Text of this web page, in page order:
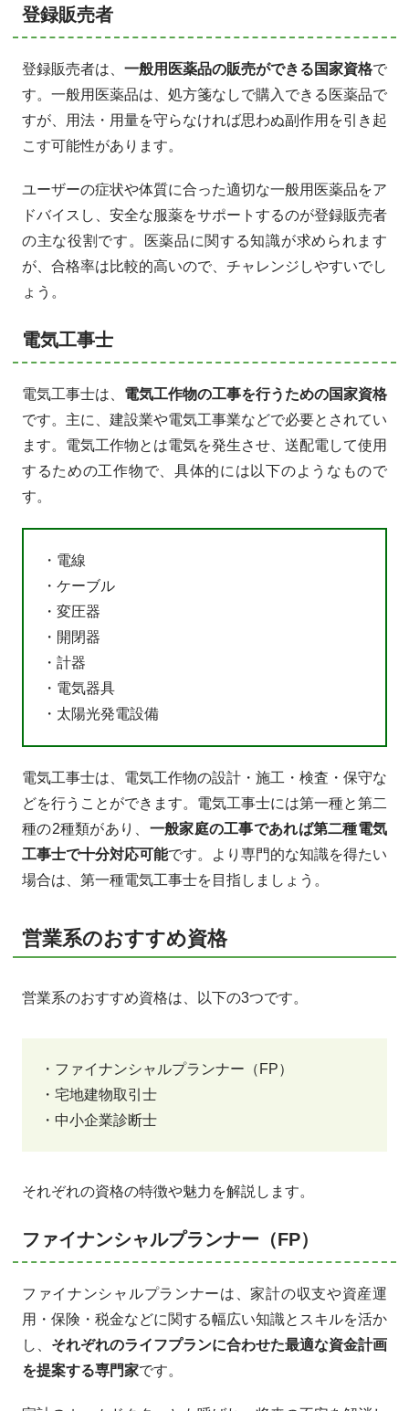
登録販売者
登録販売者は、 一般用医薬品の販売ができる国家資格で
す。一般用医薬品は、処方箋なしで購入できる医薬品で
すが、用法・用量を守らなければ思わぬ副作用を引き起
こす可能性があります。
ユーザーの症状や体質に合った適切な一般用医薬品をア
ドバイスし、安全な服薬をサポートするのが登録販売者
の主な役割です。医薬品に関する知識が求められます
が、合格率は比較的高いので、チャレンジしやすいでし
ょう。
電気工事士
電気工事士は、 電気工作物の工事を行うための国家資格
です。主に、建設業や電気工事業などで必要とされてい
ます。電気工作物とは電気を発生させ、送配電して使用
するための工作物で、具体的には以下のようなもので
す。
・電線
・ケーブル
・変圧器
・開閉器
・計器
・電気器具
・太陽光発電設備
電気工事士は、電気工作物の設計・施工・検査・保守な
どを行うことができます。電気工事士には第一種と第二
種の2種類があり、 一般家庭の工事であれば第二種電気
工事士で十分対応可能です。より専門的な知識を得たい
場合は、第一種電気工事士を目指しましょう。
営業系のおすすめ資格
営業系のおすすめ資格は、以下の3つです。
・ファイナンシャルプランナー（FP）
・宅地建物取引士
・中小企業診断士
それぞれの資格の特徴や魅力を解説します。
ファイナンシャルプランナー（FP）
ファイナンシャルプランナーは、家計の収支や資産運
用・保険・税金などに関する幅広い知識とスキルを活か
し、 それぞれのライフプランに合わせた最適な資金計画
を提案する専門家です。